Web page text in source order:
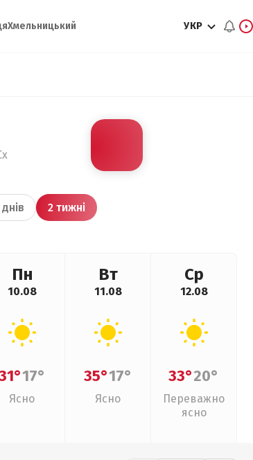
Хмельницький УКР
2 тижні
Пн
10.08
17°
Ясно
Вт
11.08
35°17°
Ясно
Ср
12.08
33°20°
Переважно
ясно